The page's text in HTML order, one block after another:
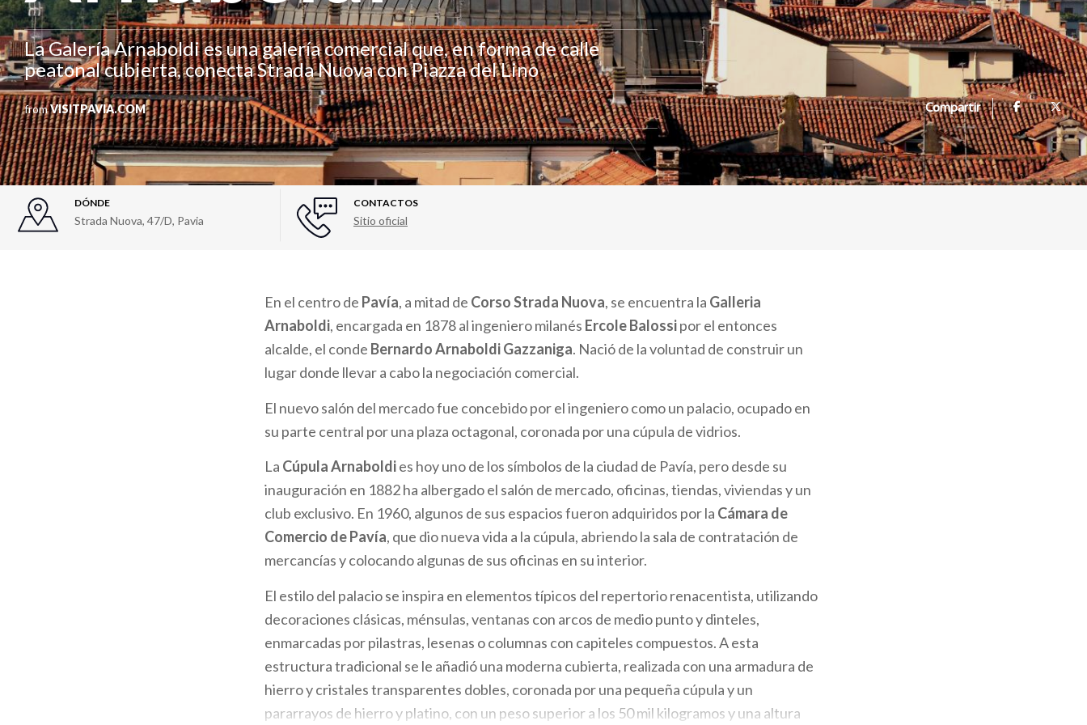
La Galería Arnaboldi es una galería comercial que, en forma de calle
peatonal cubierta, conecta Strada Nuova con Piazza del Lino
fromVISITPAVIA.COM Compartir
DÓNDE
Strada Nuova, 47/D, Pavia
CONTACTOS
Sitio oficial
En el centro de Pavía, a mitad de Corso Strada Nuova, se encuentra la Galleria
Arnaboldi, encargada en 1878 al ingeniero milanés Ercole Balossipor el entonces
alcalde, el conde Bernardo Arnaboldi Gazzaniga. Nació de la voluntad de construir un
lugar donde llevar a cabo la negociación comercial.
El nuevo salón del mercado fue concebido por el ingeniero como un palacio, ocupado en
su parte central por una plaza octagonal, coronada por una cúpula de vidrios.
La Cúpula Arnaboldies hoy uno de los símbolos de la ciudad de Pavía, pero desde su
inauguración en 1882 ha albergado el salón de mercado, oficinas, tiendas, viviendas y un
club exclusivo. En 1960, algunos de sus espacios fueron adquiridos por la Cámara de
Comercio de Pavía, que dio nueva vida a la cúpula, abriendo la sala de contratación de
mercancías y colocando algunas de sus oficinas en su interior.
El estilo del palacio se inspira en elementos típicos del repertorio renacentista, utilizando
decoraciones clásicas, ménsulas, ventanas con arcos de medio punto y dinteles,
enmarcadas por pilastras, lesenas o columnas con capiteles compuestos. A esta
estructura tradicional se le añadió una moderna cubierta, realizada con una armadura de
hierro y cristales transparentes dobles, coronada por una pequeña cúpula y un
pararrayos de hierro y platino, con un peso superior a los 50 mil kilogramos y una altura